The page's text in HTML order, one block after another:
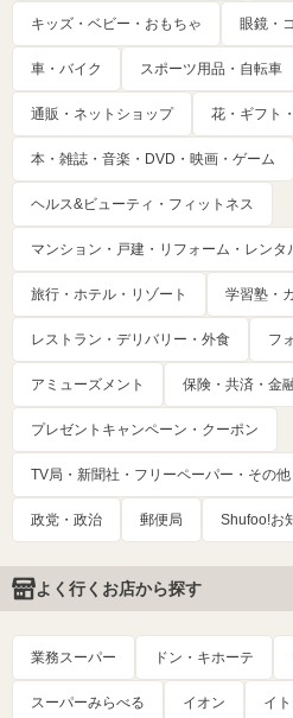
キッズ・ベビー・おもちゃ 眼鏡・
車・バイク スポーツ用品・自転車
通販・ネットショップ 花・ギフト
本・雑誌・音楽・DVD・映画・ゲーム
ヘルス&ビューティ・フィットネス
マンション・戸建・リフォーム・レンタ
旅行・ホテル・リゾート 学習塾・
レストラン・デリバリー・外食 フ
アミューズメント 保険・共済・金
プレゼントキャンペーン・クーポン
TV局・新聞社・フリーペーパー・その他
政党・政治 郵便局 Shufoo!お
よく行くお店から探す
業務スーパー ドン・キホーテ
スーパーみらべる イオン イ